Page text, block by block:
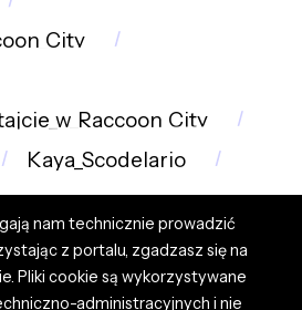
Kaya_Scodelario
nam technicznie prowadzić
z portalu, zgadzasz się na
Pliki cookie są wykorzystywane
administracyjnych i nie